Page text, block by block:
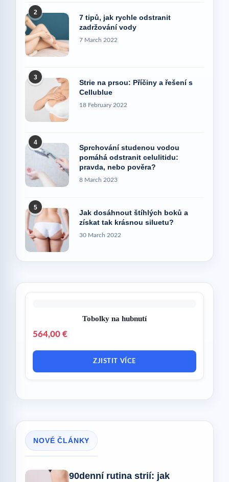
2
7 tipů, jak rychle odstranit
zadržování vody
7 March 2022
3
Strie na prsou: Příčiny a řešení s
Cellublue
18 February 2022
4
Sprchování studenou vodou
pomáhá odstranit celulitidu:
pravda, nebo pověra?
8 March 2023
5
Jak dosáhnout štíhlých boků a
získat tak krásnou siluetu?
30 March 2022
Tobolky na hubnutí
564,00 €
ZJISTIT VÍCE
NOVÉ ČLÁNKY
90denní rutina strií: jak